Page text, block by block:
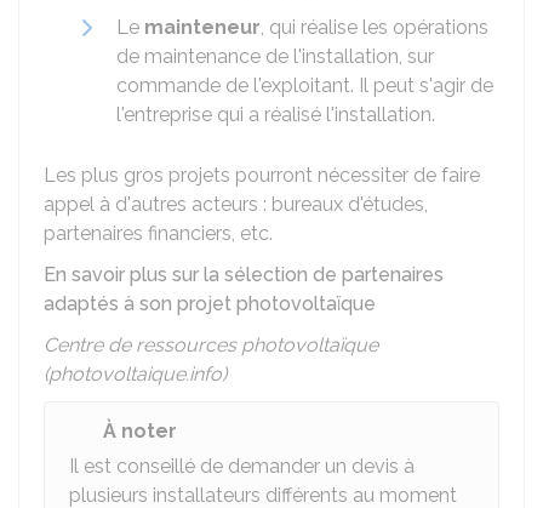
Le mainteneur, qui réalise les opérations
de maintenance de l'installation, sur
commande de l'exploitant. Il peut s'agir de
l'entreprise qui a réalisé l'installation.
Les plus gros projets pourront nécessiter de faire
appel à d'autres acteurs : bureaux d'études,
partenaires financiers, etc.
En savoir plus sur la sélection de partenaires
adaptés à son projet photovoltaïque
Centre de ressources photovoltaïque
(photovoltaique.info)
À noter
Il est conseillé de demander un devis à
plusieurs installateurs différents au moment